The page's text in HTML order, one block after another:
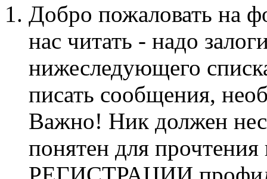
Добро пожаловать на
нас читать - надо
нижеследующего
писать сообщения,
Важно! Ник должен
понятен для